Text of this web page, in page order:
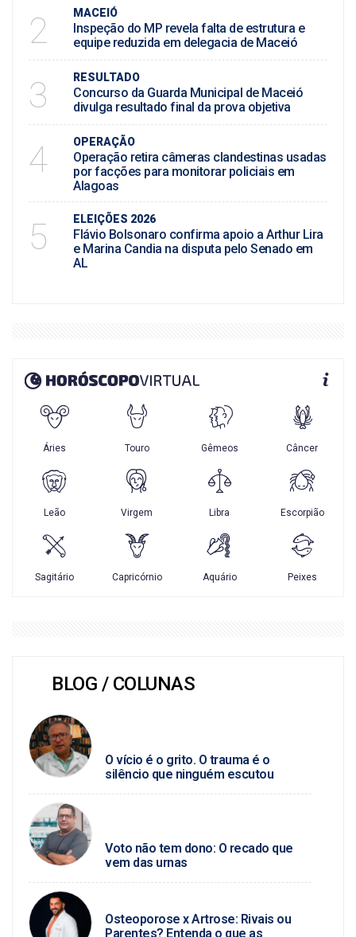
2 MACEIÓ
Inspeção do MP revela falta de estrutura e
equipe reduzida em delegacia de Maceió
3 RESULTADO
Concurso da Guarda Municipal de Maceió
divulga resultado final da prova objetiva
4 OPERAÇÃO
Operação retira câmeras clandestinas usadas
por facções para monitorar policiais em
Alagoas
5 ELEIÇÕES 2026
Flávio Bolsonaro confirma apoio a Arthur Lira
e Marina Candia na disputa pelo Senado em
AL
BLOG / COLUNAS
O vício é o grito. O trauma é o
silêncio que ninguém escutou
Voto não tem dono: O recado que
vem das urnas
Osteoporose x Artrose: Rivais ou
Parentes? Entenda o que as